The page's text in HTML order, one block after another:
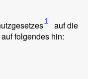
1
auf die
folgendes hin: